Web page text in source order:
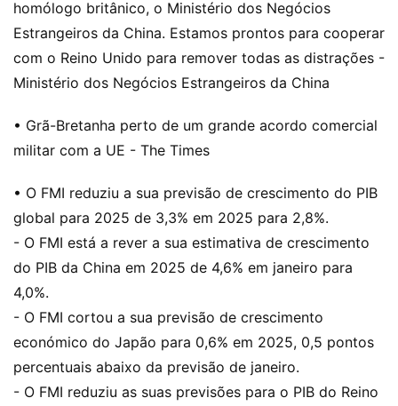
homólogo britânico, o Ministério dos Negócios
Estrangeiros da China. Estamos prontos para cooperar
com o Reino Unido para remover todas as distrações -
Ministério dos Negócios Estrangeiros da China
• Grã-Bretanha perto de um grande acordo comercial
militar com a UE - The Times
• O FMI reduziu a sua previsão de crescimento do PIB
global para 2025 de 3,3% em 2025 para 2,8%.
- O FMI está a rever a sua estimativa de crescimento
do PIB da China em 2025 de 4,6% em janeiro para
4,0%.
- O FMI cortou a sua previsão de crescimento
económico do Japão para 0,6% em 2025, 0,5 pontos
percentuais abaixo da previsão de janeiro.
- O FMI reduziu as suas previsões para o PIB do Reino